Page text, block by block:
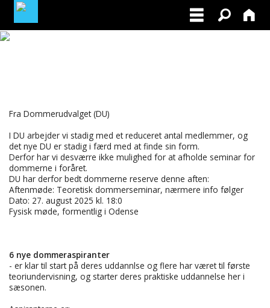
Fra Dommerudvalget (DU)
I DU arbejder vi stadig med et reduceret antal medlemmer, og
det nye DU er stadig i færd med at finde sin form.
Derfor har vi desværre ikke mulighed for at afholde seminar for
dommerne i foråret.
DU har derfor bedt dommerne reserve denne aften:
Aftenmøde: Teoretisk dommerseminar, nærmere info følger
Dato: 27. august 2025 kl. 18:0
Fysisk møde, formentlig i Odense
6 nye dommeraspiranter
- er klar til start på deres uddannlse og flere har været til første
teoriundervisning, og starter deres praktiske uddannelse her i
sæsonen.